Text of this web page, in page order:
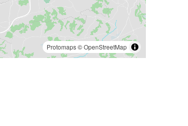
Protomaps©OpenStreetMap